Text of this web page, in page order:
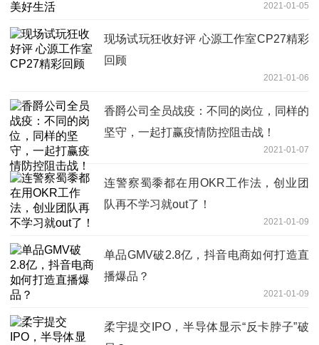
2021-01-05
现场试玩狂收好评 心源工作室CP27精彩
回顾
2021-01-06
香爵公司全员战疫：不同的岗位，同样的
坚守，一起打赢疫情防控阻击战！
2021-01-07
连警察蜀黍都在用OKR工作法，创业团
队再不学习就out了！
2021-01-09
单品GMV破2.8亿，抖音电商如何打造直
播爆品？
2021-01-09
柔宇提交IPO，半导体显示“反卡脖子”破